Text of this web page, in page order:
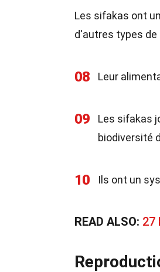
Les sifakas ont
d'autres types de
08 Leur
09
Les sifakas
biodiversité
10 Ils ont un
READ ALSO: 27